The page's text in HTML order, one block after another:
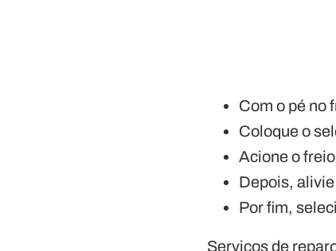
Com o pé no
Coloque o
Acione o
Depois,
Por fim,
Serviços de